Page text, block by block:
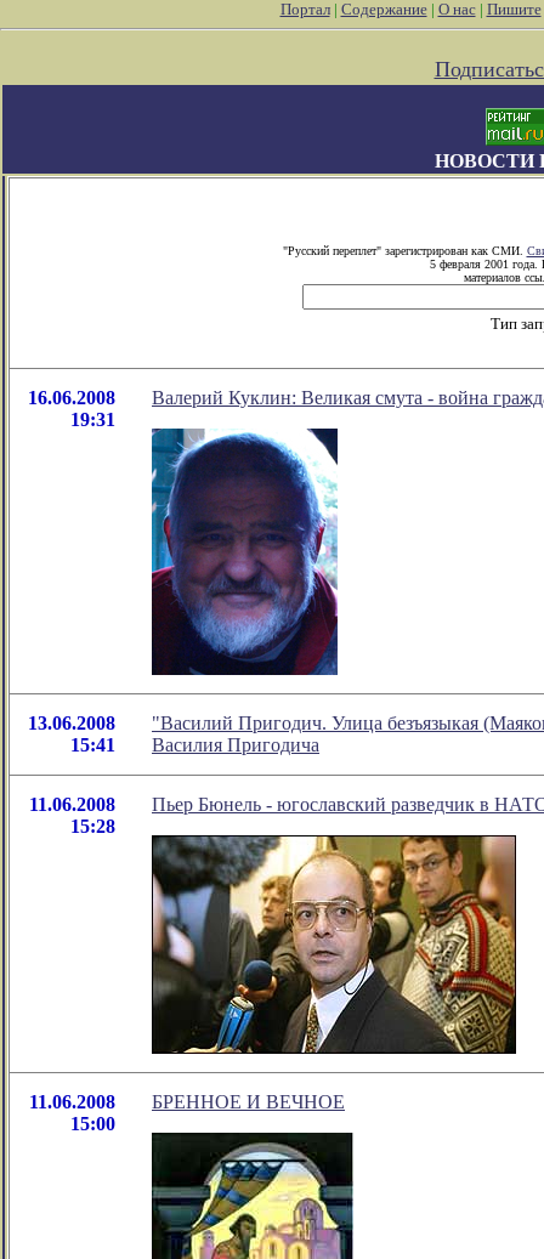
Портал| Содержание| О нас| Пишите
НОВОСТИ
"Русский переплет" зарегистрирован как СМИ.
5 февраля 2001 года.
материалов
Тип
16.06.2008
19:31
Валерий Куклин: Великая смута - война
13.06.2008
15:41
"Василий Пригодич. Улица безъязыкая
Василия Пригодича
11.06.2008
15:28
Пьер Бюнель - югославский разведчик в
11.06.2008
15:00
БРЕННОЕ И ВЕЧНОЕ